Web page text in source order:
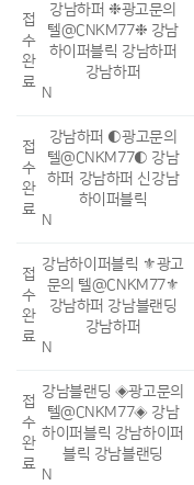
접
수
완
료
강남하퍼 ❉광고문의
텔@CNKM77❉ 강남
하이퍼블릭 강남하퍼
강남하퍼
N
접
수
완
료
강남하퍼 ◐광고문의
텔@CNKM77◐ 강남
하퍼 강남하퍼 신강남
하이퍼블릭
N
접
수
완
료
강남하이퍼블릭 ⚜광고
문의 텔@CNKM77⚜
강남하퍼 강남블랜딩
강남하퍼
N
접
수
완
료
강남블랜딩 ◈광고문의
텔@CNKM77◈ 강남
하이퍼블릭 강남하이퍼
블릭 강남블랜딩
N